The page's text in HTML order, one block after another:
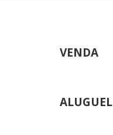
VENDA
ALUGUEL